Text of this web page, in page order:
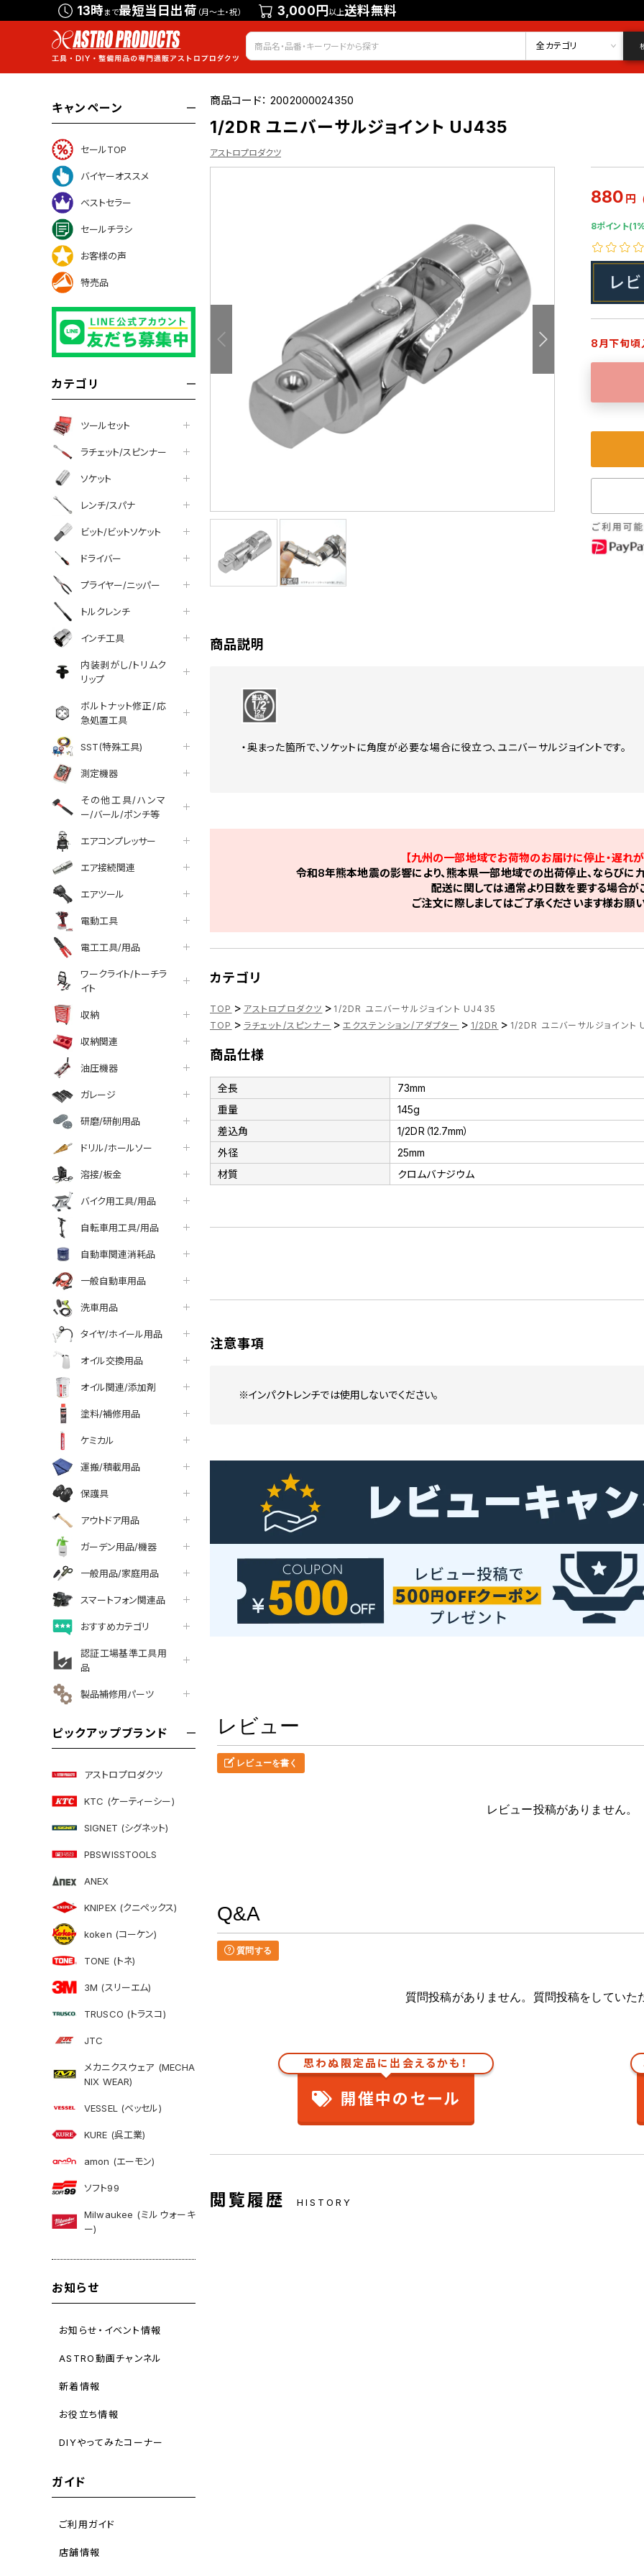
13時まで最短当日出荷 （月～土・祝） 3,000円以上送料無料
会員登録 ログイン
お気に入り
全カテゴリ
キャンペーン
セールTOP
バイヤーオススメ
ベストセラー
セールチラシ
お客様の声
特売品
カテゴリ
ツールセット
ラチェット/スピンナー
ソケット
レンチ/スパナ
ビット/ビットソケット
ドライバー
プライヤー/ニッパー
トルクレンチ
インチ工具
内装剥がし/トリムク
リップ
ボルトナット修正/応
急処置工具
SST(特殊工具)
測定機器
その他工具/ハンマ
ー/バール/ポンチ等
エアコンプレッサー
エア接続関連
エアツール
電動工具
電工工具/用品
ワークライト/トーチラ
イト
収納
収納関連
油圧機器
ガレージ
研磨/研削用品
ドリル/ホールソー
溶接/板金
バイク用工具/用品
自転車用工具/用品
自動車関連消耗品
一般自動車用品
洗車用品
タイヤ/ホイール用品
オイル交換用品
オイル関連/添加剤
塗料/補修用品
ケミカル
運搬/積載用品
保護具
アウトドア用品
ガーデン用品/機器
一般用品/家庭用品
スマートフォン関連品
おすすめカテゴリ
認証工場基準工具用
品
製品補修用パーツ
ピックアップブランド
アストロプロダクツ
KTC (ケーティーシー)
SIGNET (シグネット)
PBSWISSTOOLS
ANEX
KNIPEX (クニペックス)
koken (コーケン)
TONE (トネ)
3M (スリーエム)
TRUSCO (トラスコ)
JTC
メカニクスウェア (MECHA
NIX WEAR)
VESSEL (ベッセル)
KURE (呉工業)
amon (エーモン)
ソフト99
Milwaukee (ミルウォーキ
ー)
お知らせ
お知らせ・イベント情報
ASTRO動画チャンネル
新着情報
お役立ち情報
DIYやってみたコーナー
ガイド
ご利用ガイド
店舗情報
商品コード：2002000024350
1/2DR ユニバーサルジョイント UJ435
アストロプロダクツ
880 円
8ポイント
8月下旬頃
facebook
line
商品説明
・奥まった箇所で、ソケットに角度が必要な場合に役立つ、ユニバーサルジョイントです。
【九州の一部地域でお荷物のお届けに停止・遅れが
令和8年熊本地震の影響により、熊本県一部地域での出荷停止、ならびに
配送に関しては通常より日数を要する場合が
ご注文に際しましてはご了承くださいます様お願
カテゴリ
TOP > アストロプロダクツ > 1/2DR ユニバーサルジョイント UJ435
TOP > ラチェット/スピンナー > エクステンション/アダプター > 1/2DR > 1/2DR ユニバーサルジョイン
商品仕様
全長
73mm
重量
145g
差込角
1/2DR（12.7mm）
外径
25mm
材質
クロムバナジウム
注意事項
※インパクトレンチでは使用しないでください。
レビュー
レビューを書く
レビュー投稿がありません。
Q&A
質問する
質問投稿がありません。質問投稿をしていた
思わぬ限定品に出会えるかも！
開催中のセール
閲覧履歴 HISTORY